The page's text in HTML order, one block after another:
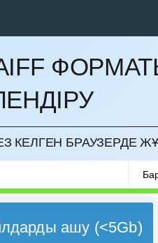
КЕЛГЕН БРАУЗЕРДЕ
ашу (<5Gb)